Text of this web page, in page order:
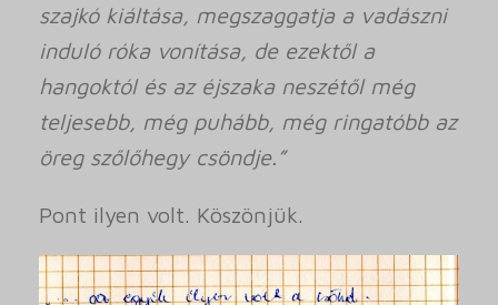
szajkó kiáltása, megszaggatja a vadászni
induló róka vonítása, de ezektől a
hangoktól és az éjszaka neszétől még
teljesebb, még puhább, még ringatóbb az
öreg szőlőhegy csöndje.”
Pont ilyen volt. Köszönjük.